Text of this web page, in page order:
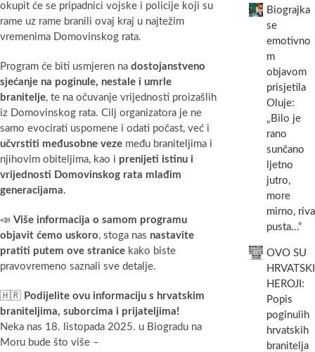
okupit će se pripadnici vojske i policije koji su
rame uz rame branili ovaj kraj u najtežim
vremenima Domovinskog rata.
Program će biti usmjeren na dostojanstveno
sjećanje na poginule, nestale i umrle
branitelje, te na očuvanje vrijednosti proizašlih
iz Domovinskog rata. Cilj organizatora je ne
samo evocirati uspomene i odati počast, već i
učvrstiti međusobne veze među braniteljima i
njihovim obiteljima, kao i prenijeti istinu i
vrijednosti Domovinskog rata mlađim
generacijama.
📣 Više informacija o samom programu
objavit ćemo uskoro, stoga nas nastavite
pratiti putem ove stranice kako biste
pravovremeno saznali sve detalje.
🇭🇷 Podijelite ovu informaciju s hrvatskim
braniteljima, suborcima i prijateljima!
Neka nas 18. listopada 2025. u Biogradu na
Moru bude što više –
Biograjka
se
emotivno
m
objavom
prisjetila
Oluje:
„Bilo je
rano
sunčano
ljetno
jutro,
more
mirno, riva
pusta...“
OVO SU
HRVATSKI
HEROJI:
Popis
poginulih
hrvatskih
branitelja